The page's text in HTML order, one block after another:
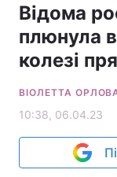
Відома
плюнула
колезі
ВІОЛЕТТА
10:38, 06.04.23